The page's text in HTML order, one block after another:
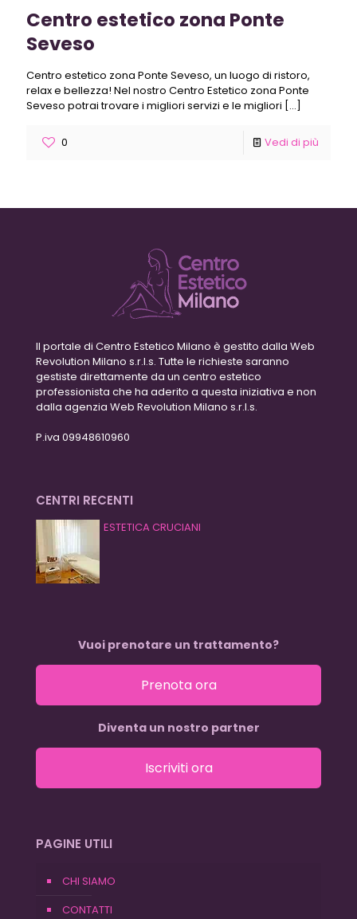
Centro estetico zona Ponte
Seveso
Centro estetico zona Ponte Seveso, un luogo di ristoro,
relax e bellezza! Nel nostro Centro Estetico zona Ponte
Seveso potrai trovare i migliori servizi e le migliori […]
0 Vedi di più
Il portale di Centro Estetico Milano è gestito dalla Web
Revolution Milano s.r.l.s. Tutte le richieste saranno
gestiste direttamente da un centro estetico
professionista che ha aderito a questa iniziativa e non
dalla agenzia Web Revolution Milano s.r.l.s.
P.iva 09948610960
CENTRI RECENTI
ESTETICA CRUCIANI
Vuoi prenotare un trattamento?
Prenota ora
Diventa un nostro partner
Iscriviti ora
PAGINE UTILI
CHI SIAMO
CONTATTI